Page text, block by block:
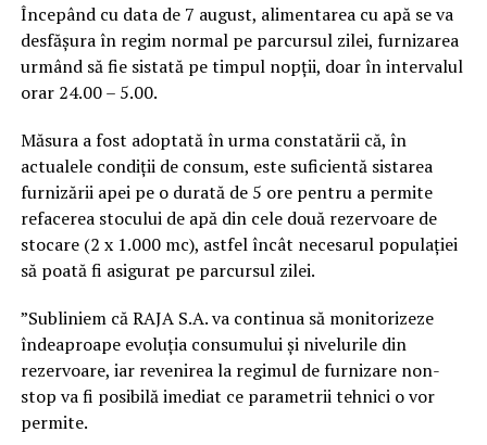
Începând cu data de 7 august, alimentarea cu apă se va
desfășura în regim normal pe parcursul zilei, furnizarea
urmând să fie sistată pe timpul nopții, doar în intervalul
orar 24.00 – 5.00.
Măsura a fost adoptată în urma constatării că, în
actualele condiții de consum, este suficientă sistarea
furnizării apei pe o durată de 5 ore pentru a permite
refacerea stocului de apă din cele două rezervoare de
stocare (2 x 1.000 mc), astfel încât necesarul populației
să poată fi asigurat pe parcursul zilei.
”Subliniem că RAJA S.A. va continua să monitorizeze
îndeaproape evoluția consumului și nivelurile din
rezervoare, iar revenirea la regimul de furnizare non-
stop va fi posibilă imediat ce parametrii tehnici o vor
permite.